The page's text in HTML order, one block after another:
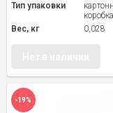
Тип упаковки
коробка
Вес, кг
0,028
-19%